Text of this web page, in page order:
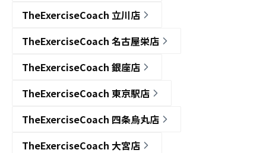
TheExerciseCoach 立川店
TheExerciseCoach 名古屋栄店
TheExerciseCoach 銀座店
TheExerciseCoach 東京駅店
TheExerciseCoach 四条烏丸店
TheExerciseCoach 大宮店